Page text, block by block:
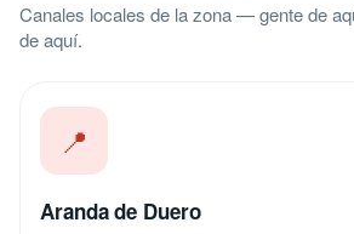
Canales locales de la zona — gente de
de aquí.
📍
Aranda de Duero